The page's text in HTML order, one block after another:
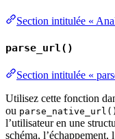
Section intitulée «
parse_url()
Section intitulée «
Utilisez cette fonction
ou parse_native_url()
l’utilisateur en une
schéma,